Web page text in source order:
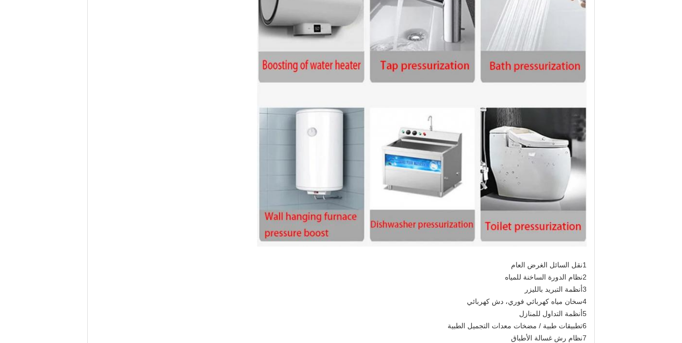
1نقل السائل الغرض العام
2نظام الدورة الساخنة للمياه
3أنظمة التبريد بالليزر
4سخان مياه كهربائي فوري، دش كهربائي
5أنظمة التداول للمنازل
6تطبيقات طبية / مضخات معدات التجميل الطبية
7نظام رش غسالة الأطباق